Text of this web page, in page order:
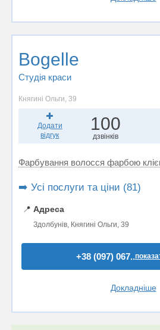
Bogelle
Студія краси
Княгині Ольги, 39
Додати
відгук
100
дзвінків
Фарбування волосся фарбою
➡️ Усі послуги та ціни (81)
📍 Адреса
Здолбунів, Княгині Ольги, 39
+38 (097) 067..
Докладніше